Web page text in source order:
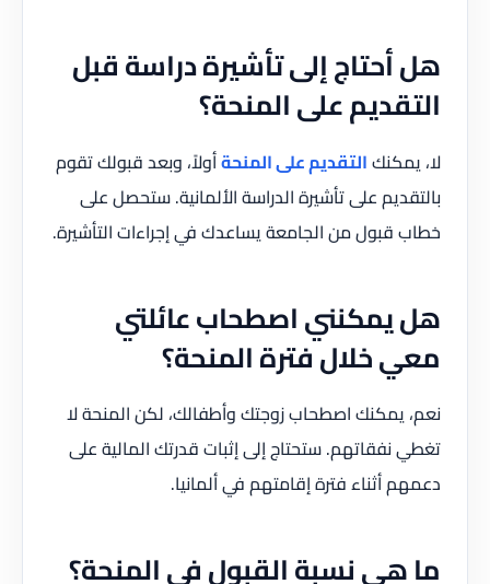
هل أحتاج إلى تأشيرة دراسة قبل
التقديم على المنحة؟
لا، يمكنكالتقديم على المنحةأولاً، وبعد قبولك تقوم
بالتقديم على تأشيرة الدراسة الألمانية. ستحصل على
خطاب قبول من الجامعة يساعدك في إجراءات التأشيرة.
هل يمكنني اصطحاب عائلتي
معي خلال فترة المنحة؟
نعم، يمكنك اصطحاب زوجتك وأطفالك، لكن المنحة لا
تغطي نفقاتهم. ستحتاج إلى إثبات قدرتك المالية على
دعمهم أثناء فترة إقامتهم في ألمانيا.
ما هي نسبة القبول في المنحة؟